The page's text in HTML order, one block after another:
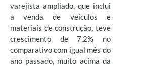
varejista ampliado, que inclui
a venda de veículos e
materiais de construção, teve
crescimento de 7,2% no
comparativo com igual mês do
ano passado, muito acima da